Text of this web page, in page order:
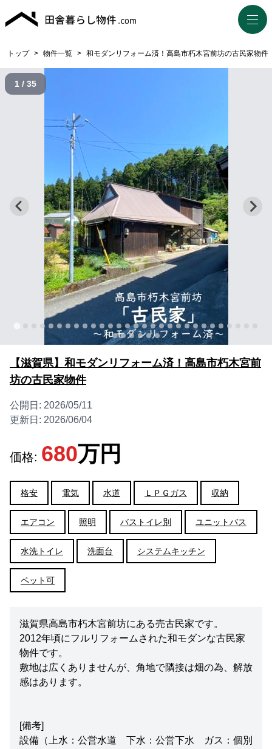
トップ > 物件一覧 > 和モダンリフォーム済！高島市朽木宮前坊の古民家物件
1 / 35
【滋賀県】和モダンリフォーム済！高島市朽木宮前
坊の古民家物件
公開日: 2026/05/11
更新日: 2026/06/04
価格: 680万円
格安 電気 水道 ＬＰＧガス 収納
エアコン 照明 バストイレ別 ユニットバス
水洗トイレ 洗面台 システムキッチン
ペット可
滋賀県高島市朽木宮前坊にある売古民家です。
2012年頃にフルリフォームされた和モダンな古民家
物件です。
敷地は広くありませんが、角地で隣接は畑の為、解放
感はあります。
[備考]
設備（上水：公営水道 下水：公営下水 ガス：個別